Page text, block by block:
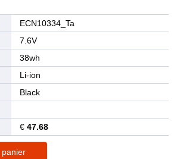
ECN10334_Ta
7.6V
38wh
Li-ion
Black
€ 47.68
panier